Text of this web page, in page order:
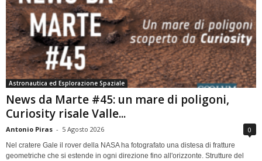
Astronautica ed Esplorazione Spaziale
News da Marte #45: un mare di poligoni,
Curiosity risale Valle...
Antonio Piras - 5 Agosto 2026 0
Nel cratere Gale il rover della NASA ha fotografato una distesa di fratture
geometriche che si estende in ogni direzione fino all'orizzonte. Strutture del